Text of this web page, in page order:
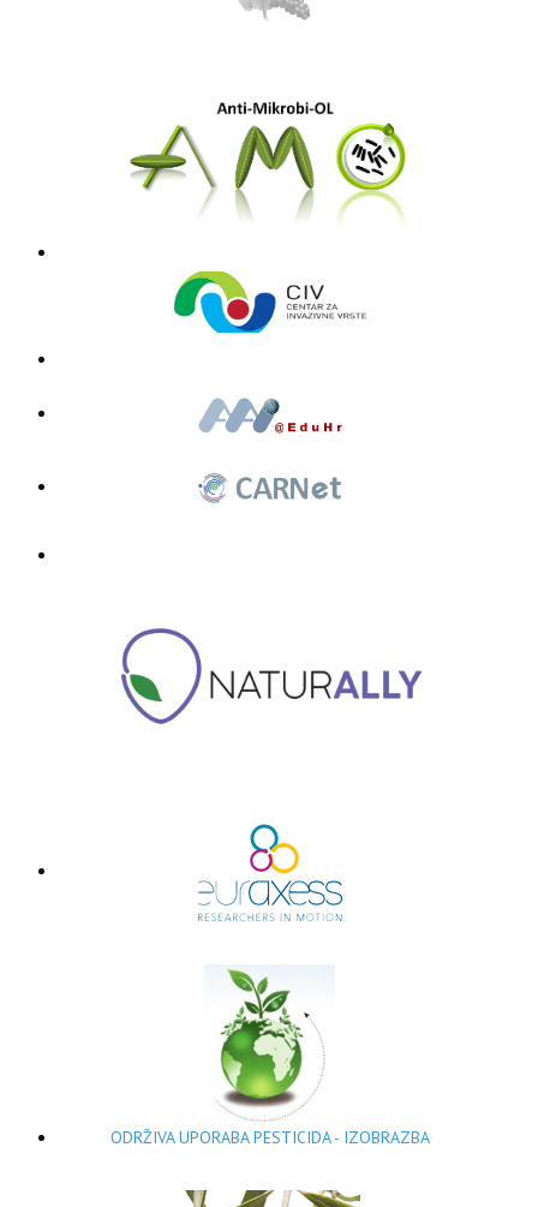
ODRŽIVA UPORABA PESTICIDA - IZOBRAZBA